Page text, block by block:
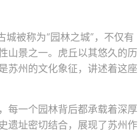
被称为“园林之城”，不仅有
山景之一。虎丘以其悠久的历
苏州的文化象征，讲述着这座
每一个园林背后都承载着深厚
遗址密切结合，展现了苏州作